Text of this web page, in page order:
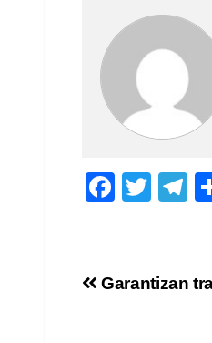
F
e
T
er
T
gr
Garantizan